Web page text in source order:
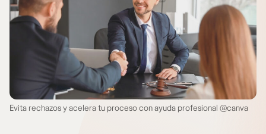
Evita rechazos y acelera tu proceso con ayuda profesional @canva